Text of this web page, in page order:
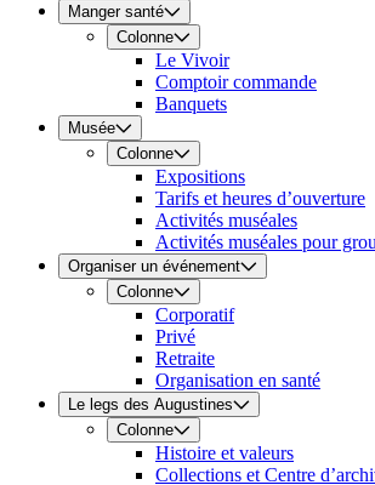
Manger santé
Colonne
Le Vivoir
Comptoir commande
Banquets
Musée
Colonne
Expositions
Tarifs et heures d’ouverture
Activités muséales
Activités muséales pour
Organiser un événement
Colonne
Corporatif
Privé
Retraite
Organisation en santé
Le legs des Augustines
Colonne
Histoire et valeurs
Collections et Centre